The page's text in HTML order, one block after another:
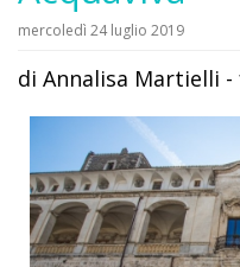
mercoledì 24 luglio 2019
di Annalisa Martielli